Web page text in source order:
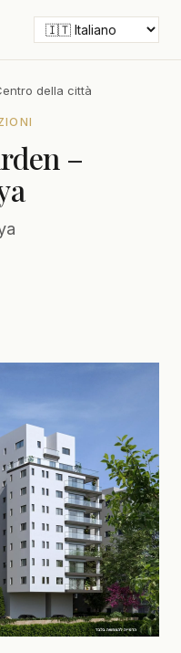
della città
–